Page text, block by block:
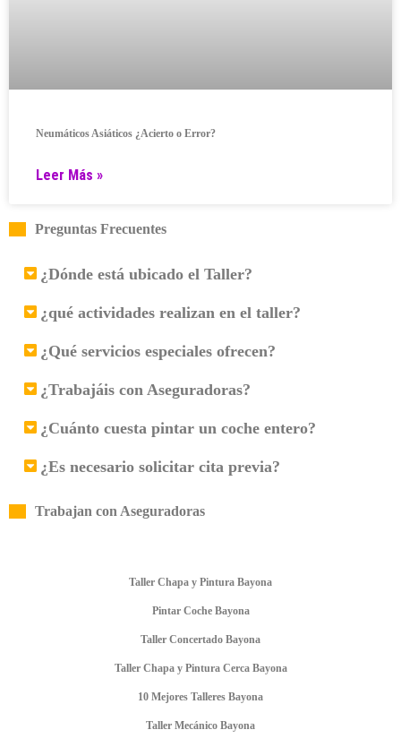
Neumáticos Asiáticos ¿Acierto o Error?
Leer Más »
Preguntas Frecuentes
¿Dónde está ubicado el Taller?
¿qué actividades realizan en el taller?
¿Qué servicios especiales ofrecen?
¿Trabajáis con Aseguradoras?
¿Cuánto cuesta pintar un coche entero?
¿Es necesario solicitar cita previa?
Trabajan con Aseguradoras
Taller Chapa y Pintura Bayona
Pintar Coche Bayona
Taller Concertado Bayona
Taller Chapa y Pintura Cerca Bayona
10 Mejores Talleres Bayona
Taller Mecánico Bayona